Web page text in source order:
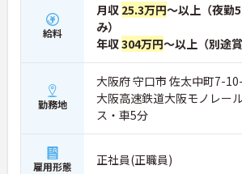
給料
月収 25.3万円～以上（夜勤
み）
年収304万円～以上（別途賞
勤務地
大阪府 守口市 佐太中町7-
大阪高速鉄道大阪モノレー
ス・車5分
雇用形態 正社員(正職員)